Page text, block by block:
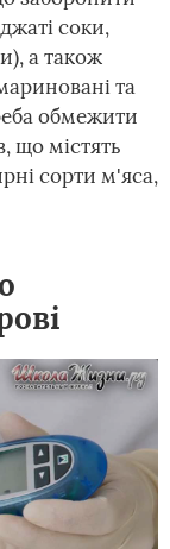
соки,
а також
та
обмежити
що містять
сорти м'яса,